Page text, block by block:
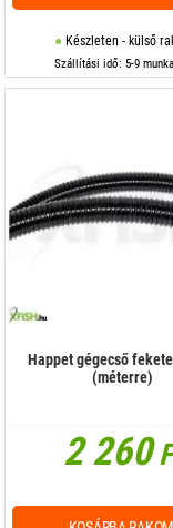
Készleten - külső
Szállítási idő: 5-9
Happet gégecső
(méterre)
2 260